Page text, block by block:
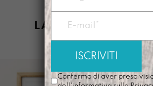
LASCIAMO
ANCHE:
Confermo di aver preso